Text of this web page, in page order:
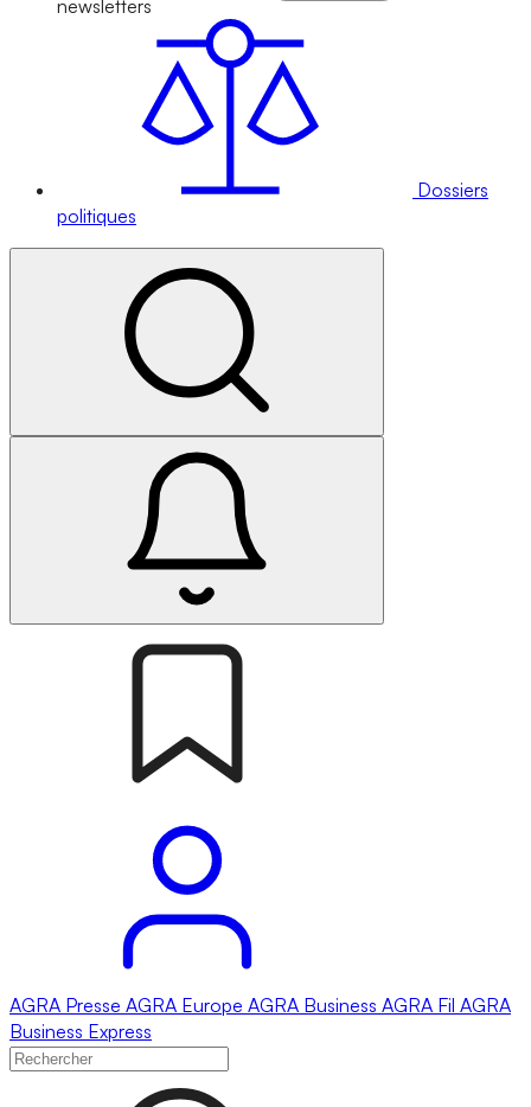
newsletters
Dossiers
politiques
AGRA Presse AGRA Europe AGRA Business AGRA Fil AGRA
Business Express